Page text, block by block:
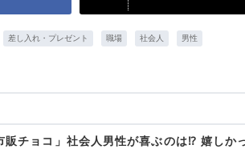
差し入れ・プレゼント 職場 社会人 男性
チョコ」社会人男性が喜ぶのは⁉ 嬉しか